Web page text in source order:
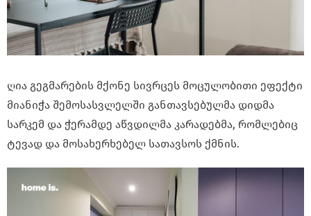
ღია გეგმარების მქონე სივრცეს მოცულობითი ეფექტი
მიანიჭა შემოსასვლელში განთავსებულმა დიდმა
სარკემ და ჭერამდე აწვდილმა კარადებმა, რომლებიც
ტევად და მოსახერხებელ სათავსოს ქმნის.